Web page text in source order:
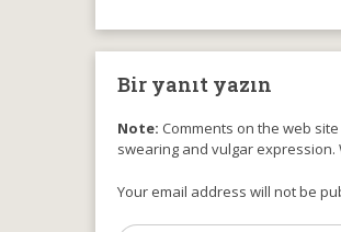
Bir yanıt yazın
Note: Comments on the web
swearing and vulgar
Your email address will not be